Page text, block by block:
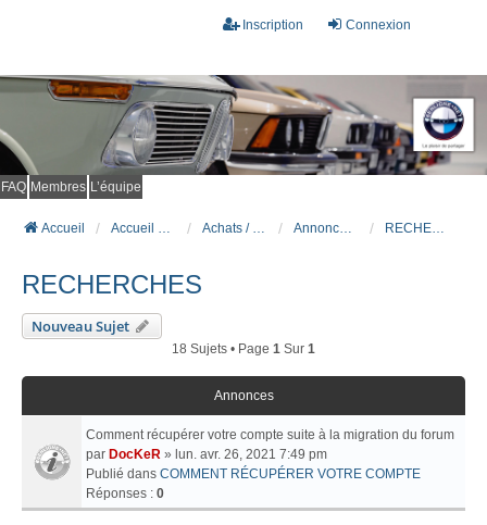
Connexion
Inscription
FAQ Membres L’équipe
Accueil Accueil du forum Achats / Ventes BMW Annonces de véhicules BMW RECHERCHES
RECHERCHES
Nouveau Sujet
18 Sujets • Page 1 Sur 1
Annonces
Comment récupérer votre compte suite à la migration du forum
par DocKeR » lun. avr. 26, 2021 7:49 pm
Publié dans COMMENT RÉCUPÉRER VOTRE COMPTE
Réponses : 0